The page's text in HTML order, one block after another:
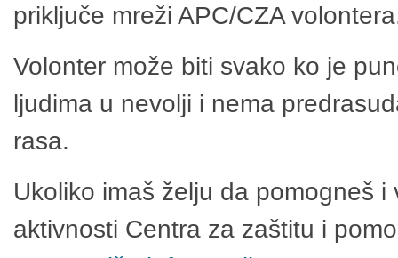
priključe mreži APC/CZA
Volonter može biti svako ko je
ljudima u nevolji i nema
rasa.
Ukoliko imaš želju da pomogneš
aktivnosti Centra za zaštitu i